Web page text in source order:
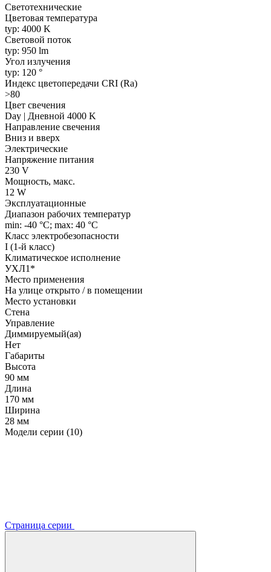
Светотехнические
Цветовая температура
typ: 4000 K
Световой поток
typ: 950 lm
Угол излучения
typ: 120 °
Индекс цветопередачи CRI (Ra)
>80
Цвет свечения
Day | Дневной 4000 K
Направление свечения
Вниз и вверх
Электрические
Напряжение питания
230 V
Мощность, макс.
12 W
Эксплуатационные
Диапазон рабочих температур
min: -40 °C; max: 40 °C
Класс электробезопасности
I (1-й класс)
Климатическое исполнение
УХЛ1*
Место применения
На улице открыто / в помещении
Место установки
Стена
Управление
Диммируемый(ая)
Нет
Габариты
Высота
90 мм
Длина
170 мм
Ширина
28 мм
Модели серии (10)
Страница серии